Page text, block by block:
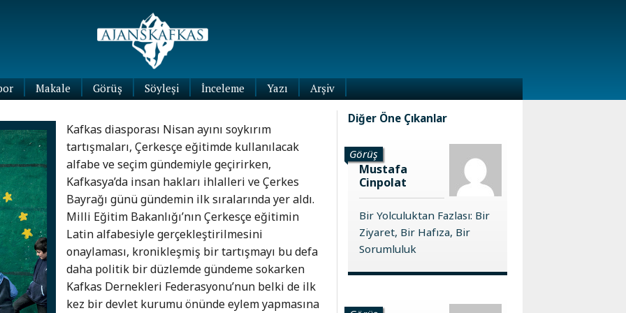
Makale Görüş Söyleşi İnceleme
Yazı
Blog
Yazıları
Arşiv
Kafkas diasporası Nisan ayını soykırım
tartışmaları, Çerkesçe eğitimde kullanılacak
alfabe ve seçim gündemiyle geçirirken,
Kafkasya’da insan hakları ihlalleri ve Çerkes
Bayrağı günü gündemin ilk sıralarında yer aldı.
Milli Eğitim Bakanlığı’nın Çerkesçe eğitimin
Latin alfabesiyle gerçekleştirilmesini
onaylaması, kronikleşmiş bir tartışmayı bu defa
daha politik bir düzlemde gündeme sokarken
Kafkas Dernekleri Federasyonu’nun belki de ilk
kez bir devlet kurumu önünde eylem yapmasına
Diğer Öne Çıkanlar
Görüş
Mustafa
Cinpolat
Bir Yolculuktan Fazlası: Bir
Ziyaret, Bir Hafıza, Bir
Sorumluluk